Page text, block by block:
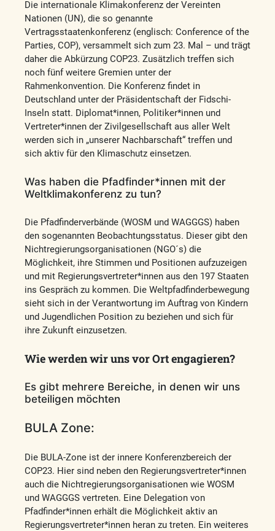
Die internationale Klimakonferenz der Vereinten
Nationen (UN), die so genannte
Vertragsstaatenkonferenz (englisch: Conference of the
Parties, COP), versammelt sich zum 23. Mal – und trägt
daher die Abkürzung COP23. Zusätzlich treffen sich
noch fünf weitere Gremien unter der
Rahmenkonvention. Die Konferenz findet in
Deutschland unter der Präsidentschaft der Fidschi-
Inseln statt. Diplomat*innen, Politiker*innen und
Vertreter*innen der Zivilgesellschaft aus aller Welt
werden sich in „unserer Nachbarschaft“ treffen und
sich aktiv für den Klimaschutz einsetzen.
Was haben die Pfadfinder*innen mit der
Weltklimakonferenz zu tun?
Die Pfadfinderverbände (WOSM und WAGGGS) haben
den sogenannten Beobachtungsstatus. Dieser gibt den
Nichtregierungsorganisationen (NGO´s) die
Möglichkeit, ihre Stimmen und Positionen aufzuzeigen
und mit Regierungsvertreter*innen aus den 197 Staaten
ins Gespräch zu kommen. Die Weltpfadfinderbewegung
sieht sich in der Verantwortung im Auftrag von Kindern
und Jugendlichen Position zu beziehen und sich für
ihre Zukunft einzusetzen.
Wie werden wir uns vor Ort engagieren?
Es gibt mehrere Bereiche, in denen wir uns
beteiligen möchten
BULA Zone:
Die BULA-Zone ist der innere Konferenzbereich der
COP23. Hier sind neben den Regierungsvertreter*innen
auch die Nichtregierungsorganisationen wie WOSM
und WAGGGS vertreten. Eine Delegation von
Pfadfinder*innen erhält die Möglichkeit aktiv an
Regierungsvertreter*innen heran zu treten. Ein weiteres